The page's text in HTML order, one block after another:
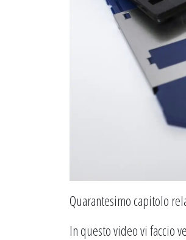
Quarantesimo capitolo
In questo video vi faccio